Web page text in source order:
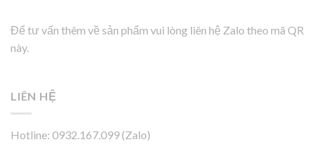
Để tư vấn thêm về sản phẩm vui lòng liên hệ Zalo theo mã QR
này.
LIÊN HỆ
Hotline: 0932.167.099 (Zalo)